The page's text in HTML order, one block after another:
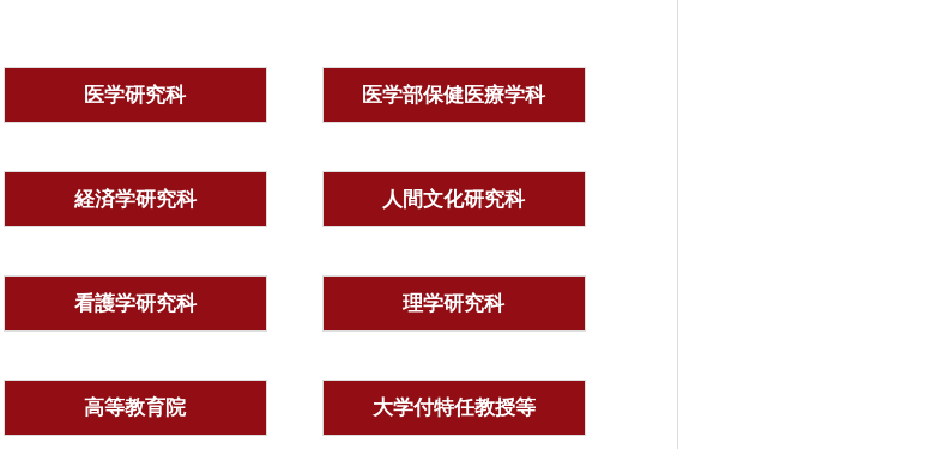
医学研究科 医学部保健医療学科
経済学研究科 人間文化研究科
看護学研究科 理学研究科
高等教育院 大学付特任教授等